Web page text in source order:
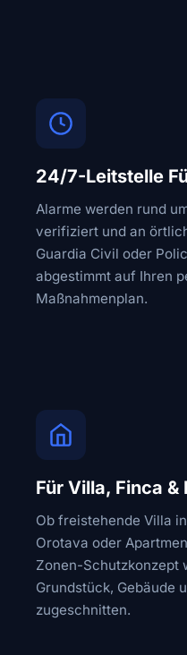
24/7-Leitstelle
Alarme werden rund
verifiziert und an
Guardia Civil oder
abgestimmt auf Ihren
Maßnahmenplan.
Für Villa, Finca
Ob freistehende Villa
Orotava oder
Zonen-Schutzkonzept
Grundstück, Gebäude
zugeschnitten.